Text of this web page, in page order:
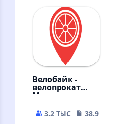
Велобайк -
велопрокат
Москвы
3.2 ТЫС
38.92 MB